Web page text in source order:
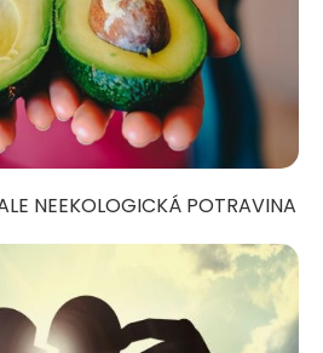
NEEKOLOGICKÁ POTRAVINA